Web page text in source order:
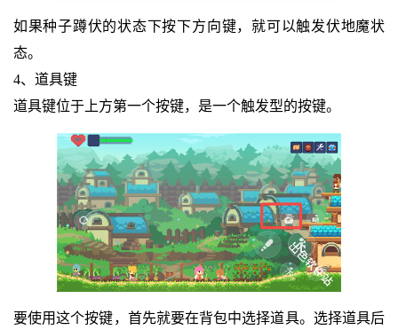
如果种子蹲伏的状态下按下方向键，就可以触发伏地魔状
态。
4、道具键
道具键位于上方第一个按键，是一个触发型的按键。
要使用这个按键，首先就要在背包中选择道具。选择道具后